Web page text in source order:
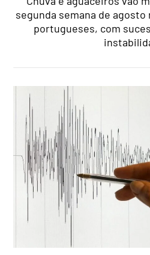
segunda semana de
portugueses, com